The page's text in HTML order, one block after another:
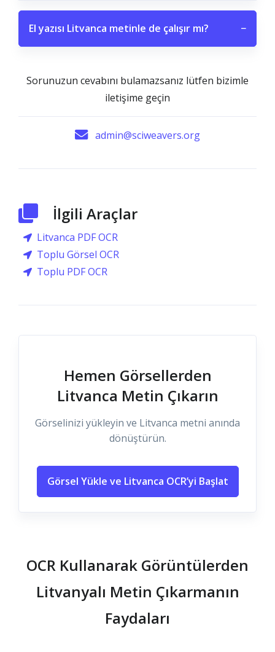
El yazısı Litvanca metinle de çalışır mı? −
Sorunuzun cevabını bulamazsanız lütfen bizimle
iletişime geçin
admin@sciweavers.org
İlgili Araçlar
Litvanca PDF OCR
Toplu Görsel OCR
Toplu PDF OCR
Hemen Görsellerden
Litvanca Metin Çıkarın
Görselinizi yükleyin ve Litvanca metni anında
dönüştürün.
Görsel Yükle ve Litvanca OCR’yi Başlat
OCR Kullanarak Görüntülerden
Litvanyalı Metin Çıkarmanın
Faydaları